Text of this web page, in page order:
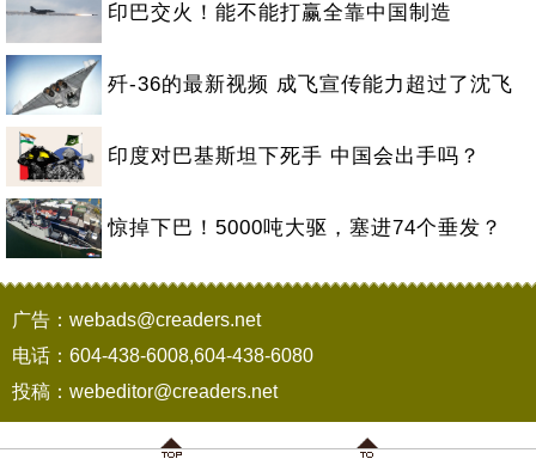
印巴交火！能不能打赢全靠中国制造
歼-36的最新视频 成飞宣传能力超过了沈飞
印度对巴基斯坦下死手 中国会出手吗？
惊掉下巴！5000吨大驱，塞进74个垂发？
广告：webads@creaders.net
电话：604-438-6008,604-438-6080
投稿：webeditor@creaders.net